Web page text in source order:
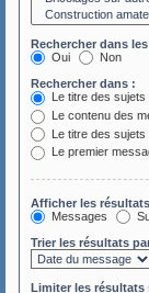
Rechercher dans
Oui
Non
Rechercher dans :
Le titre des
Le contenu des
Le titre des sujets
Le premier
Afficher les
Messages
Trier les résultats
Limiter les résultats